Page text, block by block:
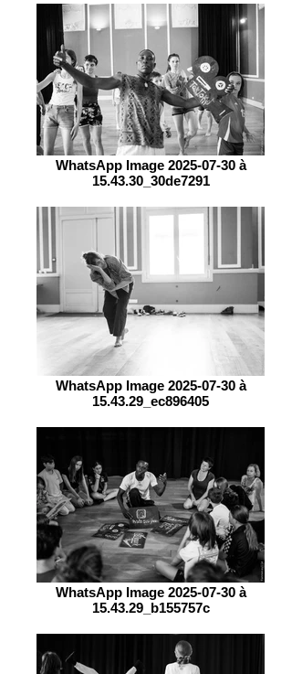
WhatsApp Image 2025-07-30 à
15.43.30_30de7291
WhatsApp Image 2025-07-30 à
15.43.29_ec896405
WhatsApp Image 2025-07-30 à
15.43.29_b155757c